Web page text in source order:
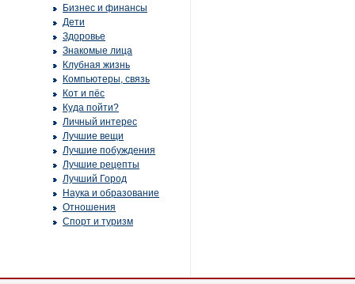
Бизнес и финансы
Дети
Здоровье
Знакомые лица
Клубная жизнь
Компьютеры, связь
Кот и пёс
Куда пойти?
Личный интерес
Лучшие вещи
Лучшие побуждения
Лучшие рецепты
Лучший Город
Наука и образование
Отношения
Спорт и туризм